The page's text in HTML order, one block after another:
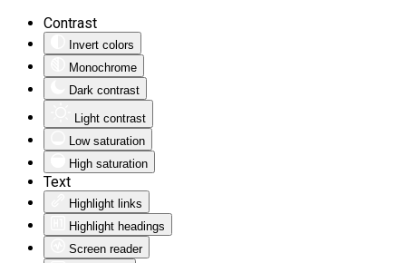
Contrast
Invert colors
Monochrome
Dark contrast
Light contrast
Low saturation
High saturation
Text
Highlight links
Highlight headings
Screen reader